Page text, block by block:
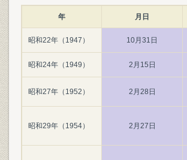
年 月日
昭和22年（1947） 10月31日
昭和24年（1949） 2月15日
昭和27年（1952） 2月28日
昭和29年（1954） 2月27日